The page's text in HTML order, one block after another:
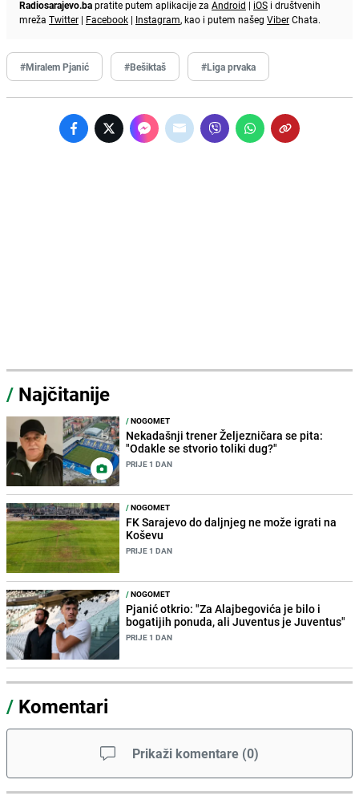
Radiosarajevo.bapratite putem aplikacije za Android | iOS i društvenih
mreža Twitter | Facebook | Instagram, kao i putem našeg ViberChata.
#Miralem Pjanić #Bešiktaš #Liga prvaka
/ Najčitanije
/NOGOMET
Nekadašnji trener Željezničara se pita:
"Odakle se stvorio toliki dug?"
PRIJE 1 DAN
/NOGOMET
FK Sarajevo do daljnjeg ne može igrati na
Koševu
PRIJE 1 DAN
/NOGOMET
Pjanić otkrio: "Za Alajbegovića je bilo i
bogatijih ponuda, ali Juventus je Juventus"
PRIJE 1 DAN
/ Komentari
Prikaži komentare (0)